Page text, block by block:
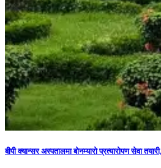
बीपी क्यान्सर अस्पतालमा बोनम्यारो प्रत्यारोपण सेवा